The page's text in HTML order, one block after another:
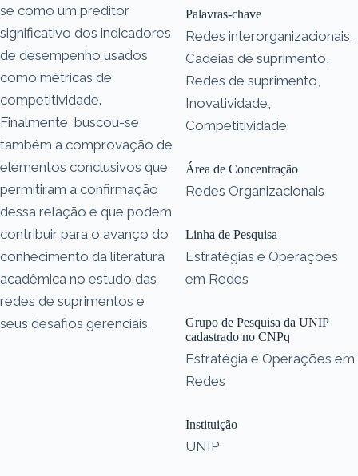
se como um preditor
significativo dos indicadores
de desempenho usados
como métricas de
competitividade.
Finalmente, buscou-se
também a comprovação de
elementos conclusivos que
permitiram a confirmação
dessa relação e que podem
contribuir para o avanço do
conhecimento da literatura
acadêmica no estudo das
redes de suprimentos e
seus desafios gerenciais.
Palavras-chave
Redes interorganizacionais,
Cadeias de suprimento,
Redes de suprimento,
Inovatividade,
Competitividade
Área de Concentração
Redes Organizacionais
Linha de Pesquisa
Estratégias e Operações
em Redes
Grupo de Pesquisa da UNIP
cadastrado no CNPq
Estratégia e Operações em
Redes
Instituição
UNIP